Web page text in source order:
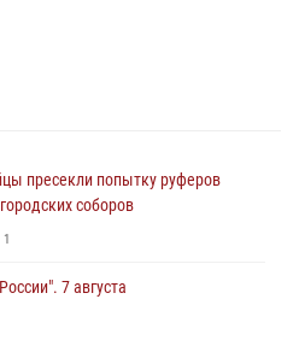
пресекли попытку руферов
соборов
1
7 августа